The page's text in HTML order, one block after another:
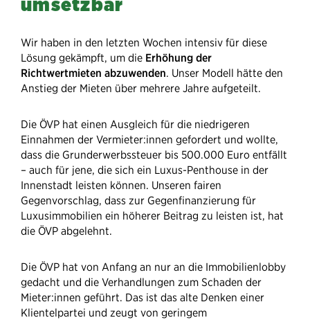
Wir haben in den letzten Wochen intensiv für diese
Lösung gekämpft, um die Erhöhung der
Richtwertmieten abzuwenden. Unser Modell hätte den
Anstieg der Mieten über mehrere Jahre aufgeteilt.
Die ÖVP hat einen Ausgleich für die niedrigeren
Einnahmen der Vermieter:innen gefordert und wollte,
dass die Grunderwerbssteuer bis 500.000 Euro entfällt
– auch für jene, die sich ein Luxus-Penthouse in der
Innenstadt leisten können. Unseren fairen
Gegenvorschlag, dass zur Gegenfinanzierung für
Luxusimmobilien ein höherer Beitrag zu leisten ist, hat
die ÖVP abgelehnt.
Die ÖVP hat von Anfang an nur an die Immobilienlobby
gedacht und die Verhandlungen zum Schaden der
Mieter:innen geführt. Das ist das alte Denken einer
Klientelpartei und zeugt von geringem